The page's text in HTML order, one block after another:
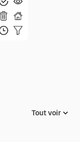
Tout voir